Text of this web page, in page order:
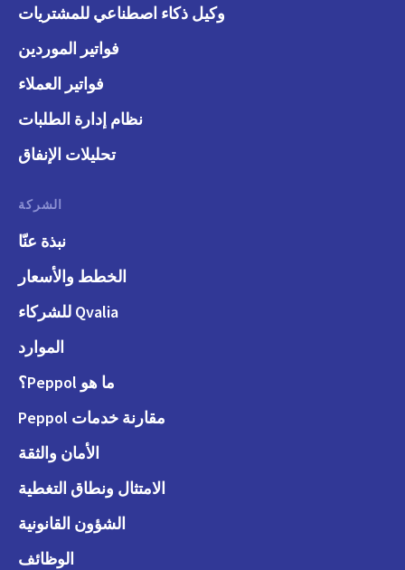
وكيل ذكاء اصطناعي للمشتريات
فواتير الموردين
فواتير العملاء
نظام إدارة الطلبات
تحليلات الإنفاق
الشركة
نبذة عنّا
الخطط والأسعار
Qvalia للشركاء
الموارد
ما هو Peppol؟
مقارنة خدمات Peppol
الأمان والثقة
الامتثال ونطاق التغطية
الشؤون القانونية
الوظائف